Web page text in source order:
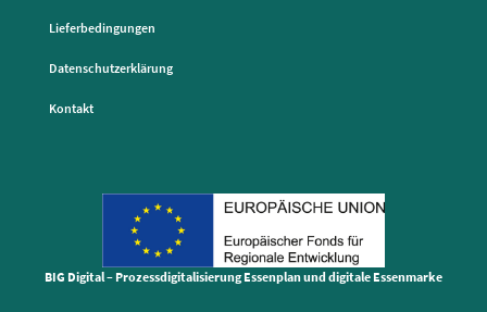
Lieferbedingungen
Datenschutzerklärung
Kontakt
BIG Digital – Prozessdigitalisierung Essenplan und digitale Essenmarke